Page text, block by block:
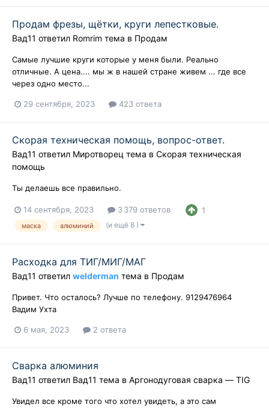
Продам фрезы, щётки, круги лепестковые.
Вад11 ответил Romrim тема в Продам
Самые лучшие круги которые у меня были. Реально
отличные. А цена.... мы ж в нашей стране живем ... где все
через одно место...
29 сентября, 2023 423 ответа
Скорая техническая помощь, вопрос-ответ.
Вад11 ответил Миротворец тема в Скорая техническая
помощь
Ты делаешь все правильно.
14 сентября, 2023 3 379 ответов 1
маска алюминий (и ещё 8 )
Расходка для ТИГ/МИГ/МАГ
Вад11 ответил welderman тема в Продам
Привет. Что осталось? Лучше по телефону. 9129476964
Вадим Ухта
6 мая, 2023 2 ответа
Сварка алюминия
Вад11 ответил Вад11 тема в Аргонодуговая сварка — TIG
Увидел все кроме того что хотел увидеть, а это сам